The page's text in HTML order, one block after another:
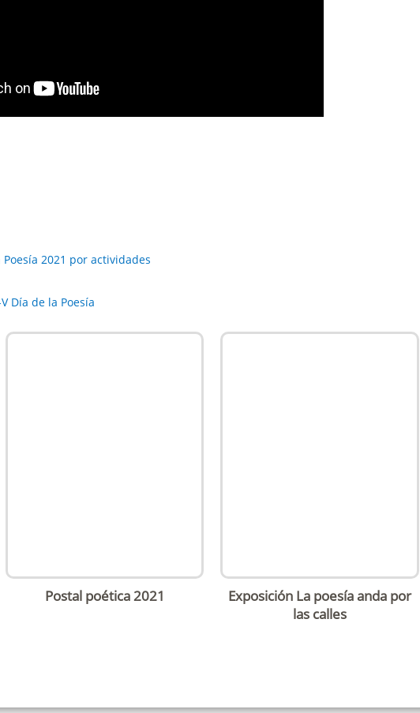
2021 por actividades
Día de la Poesía
Postal poética 2021
Exposición La poesía anda por
las calles